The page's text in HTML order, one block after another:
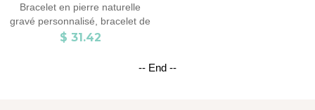
Bracelet en pierre naturelle
gravé personnalisé, bracelet de
perles personnalisé, cadeau
$ 31.42
-- End --